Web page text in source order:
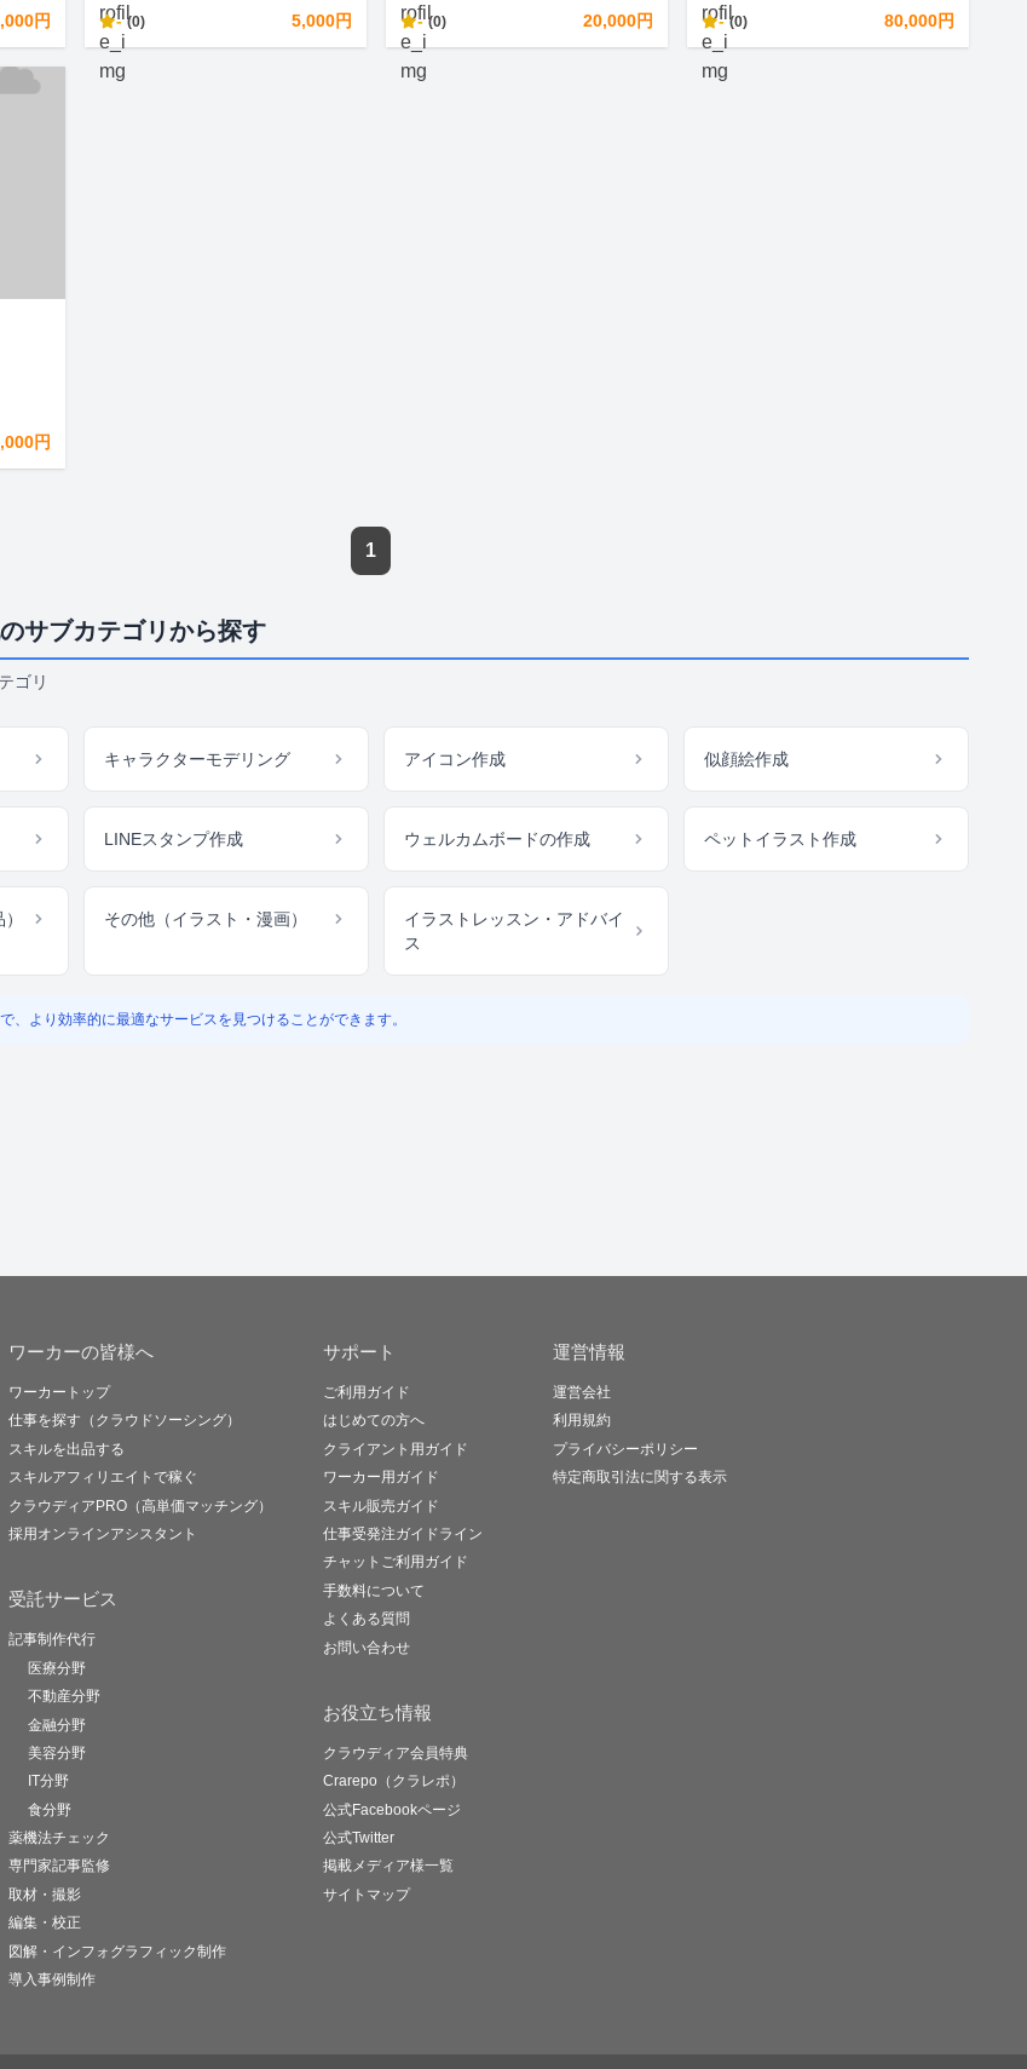
円 - (0) 5,000円 - (0) 20,000円 - (0) 80,000円
円
1
サブカテゴリから探す
ゴリ
キャラクターモデリング アイコン作成 似顔絵作成
LINEスタンプ作成 ウェルカムボードの作成 ペットイラスト作成
その他（イラスト・漫画）
イラストレッスン・アドバイ
ス
、より効率的に最適なサービスを見つけることができます。
ワーカーの皆様へ
ワーカートップ
仕事を探す（クラウドソーシング）
スキルを出品する
スキルアフィリエイトで稼ぐ
クラウディアPRO（高単価マッチング）
採用オンラインアシスタント
受託サービス
記事制作代行
医療分野
不動産分野
金融分野
美容分野
IT分野
食分野
薬機法チェック
専門家記事監修
取材・撮影
編集・校正
図解・インフォグラフィック制作
導入事例制作
サポート
ご利用ガイド
はじめての方へ
クライアント用ガイド
ワーカー用ガイド
スキル販売ガイド
仕事受発注ガイドライン
チャットご利用ガイド
手数料について
よくある質問
お問い合わせ
お役立ち情報
クラウディア会員特典
Crarepo（クラレポ）
公式Facebookページ
公式Twitter
掲載メディア様一覧
サイトマップ
運営情報
運営会社
利用規約
プライバシーポリシー
特定商取引法に関する表示